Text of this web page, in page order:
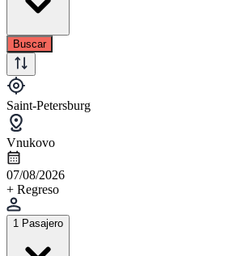
Buscar
Saint-Petersburg
Vnukovo
07/08/2026
+ Regreso
1 Pasajero